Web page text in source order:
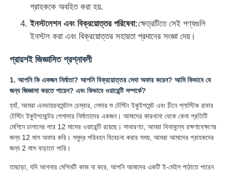
গ্রাহককে অবহিত করা হয়.
ইনস্টলেশন এবং বিক্রয়োত্তর পরিষেবা:ক্ষেত্রটিতে সেই পণ্যগুলি
ইনস্টল করা এবং বিক্রয়োত্তর সহায়তা প্রদানের সংজ্ঞা দেয়।
প্রায়শই জিজ্ঞাসিত প্রশ্নাবলী
1. আপনি কি একজন নির্মাতা? আপনি বিক্রয়োত্তর সেবা অফার করেন? আমি কিভাবে যে
জন্য জিজ্ঞাসা করতে পারেন? এবং কিভাবে ওয়ারেন্টি সম্পর্কে?
হ্যাঁ, আমরা এনভায়রনমেন্টাল চেম্বার, লেদার শু টেস্টিং ইকুইপমেন্ট এবং চীনে প্লাস্টিক রাবার
টেস্টিং ইকুইপমেন্টের পেশাদার নির্মাতাদের একজন। আমাদের কারখানা থেকে কেনা প্রতিটি
মেশিনে চালানের পরে 12 মাসের ওয়ারেন্টি রয়েছে। সাধারণত, আমরা বিনামূল্যে রক্ষণাবেক্ষণের
জন্য 12 মাস অফার করি। সমুদ্র পরিবহন বিবেচনা করার সময়, আমরা আমাদের গ্রাহকদের
জন্য 2 মাস বাড়াতে পারি।
তাছাড়া, যদি আপনার মেশিনটি কাজ না করে, আপনি আমাদের একটি ই-মেইল পাঠাতে পারেন